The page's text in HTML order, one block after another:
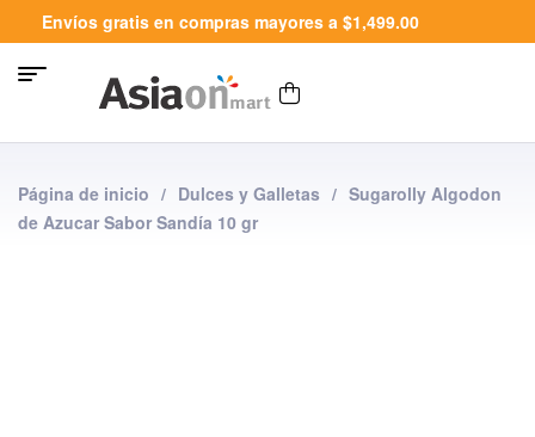
Envíos gratis en compras mayores a $1,499.00
Página de inicio / Dulces y Galletas / Sugarolly Algodon
de Azucar Sabor Sandía 10 gr